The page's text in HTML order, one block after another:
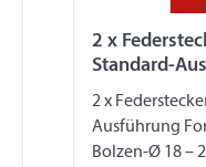
2 x
Standard-
2 x
Ausführung
Bolzen-Ø 18 –